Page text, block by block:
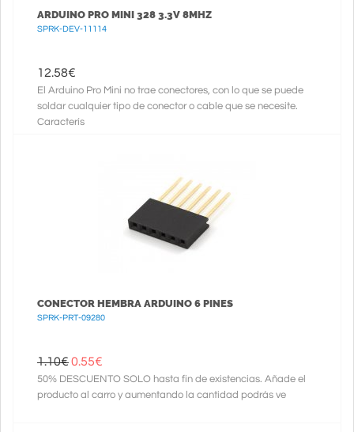
ARDUINO PRO MINI 328 3.3V 8MHZ
SPRK-DEV-11114
12.58€
El Arduino Pro Mini no trae conectores, con lo que se puede
soldar cualquier tipo de conector o cable que se necesite.
Caracterís
CONECTOR HEMBRA ARDUINO 6 PINES
SPRK-PRT-09280
1.10€0.55€
50% DESCUENTO SOLO hasta fin de existencias. Añade el
producto al carro y aumentando la cantidad podrás ve